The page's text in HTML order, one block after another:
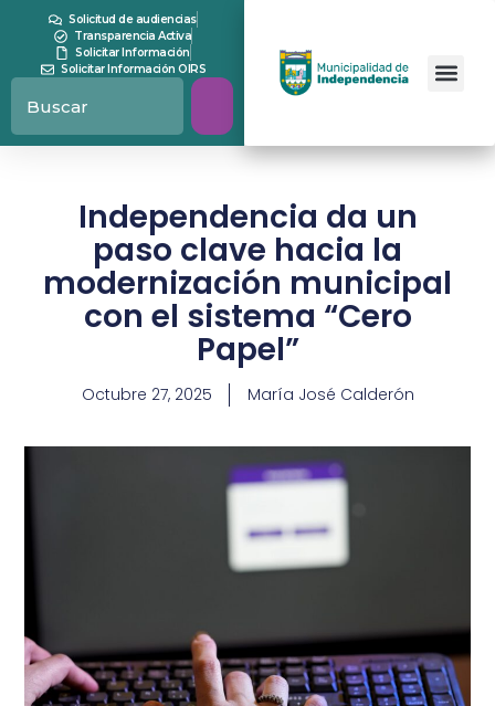
Solicitud de audiencias
Transparencia Activa
Solicitar Información
Solicitar Información OIRS
Independencia da un
paso clave hacia la
modernización municipal
con el sistema “Cero
Papel”
Octubre 27, 2025 María José Calderón